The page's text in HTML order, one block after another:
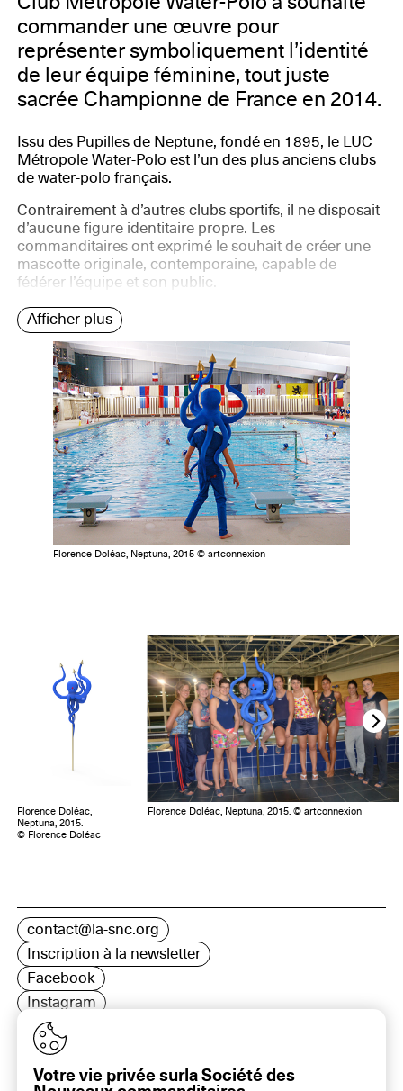
commander une œuvre pour
représenter symboliquement l’identité
de leur équipe féminine, tout juste
sacrée Championne de France en 2014.
Issu des Pupilles de Neptune, fondé en 1895, le LUC
Métropole Water-Polo est l’un des plus anciens clubs
de water-polo français.
Contrairement à d’autres clubs sportifs, il ne disposait
d’aucune figure identitaire propre. Les
commanditaires ont exprimé le souhait de créer une
mascotte originale, contemporaine, capable de
fédérer l’équipe et son public.
Afficher plus
Florence Doléac, Neptuna, 2015 © artconnexion
Florence Doléac,
Neptuna, 2015.
© Florence Doléac
Florence Doléac, Neptuna, 2015. © artconnexion
contact@la-snc.org
Inscription à la newsletter
Facebook
Instagram
LinkedIn
Votre vie privée surla Société des